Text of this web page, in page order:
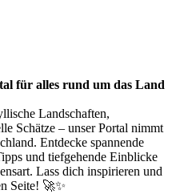
für alles rund um das Land
Landschaften,
Schätze – unser Portal nimmt
Entdecke spannende
und tiefgehende Einblicke
Lass dich inspirieren und
Seite! 🚀✨